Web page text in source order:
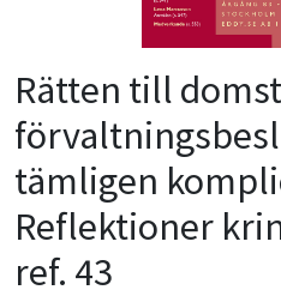
Rätten till
tämligen
Reflektioner
ref. 43